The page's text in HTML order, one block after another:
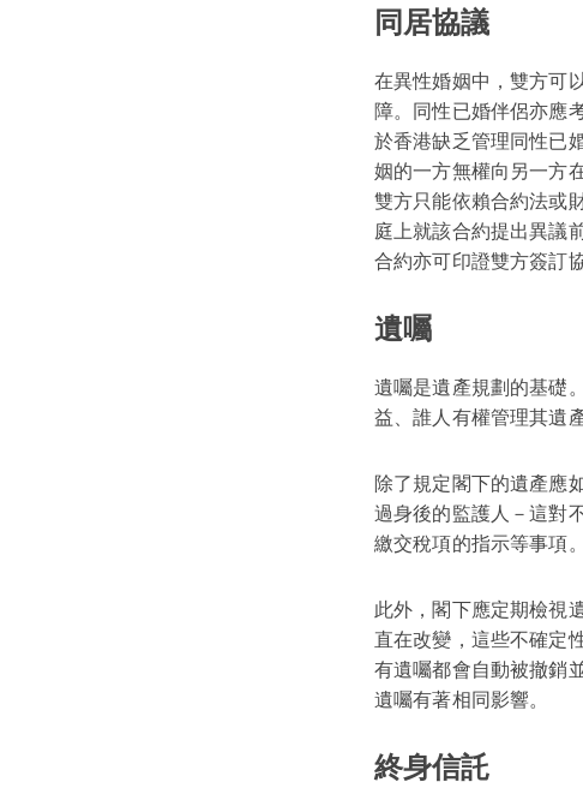
同居協議
在異性婚姻中，雙方可
障。同性已婚伴侶亦應
於香港缺乏管理同性已
姻的一方無權向另一方
雙方只能依賴合約法或
庭上就該合約提出異議
合約亦可印證雙方簽訂
遺囑
遺囑是遺產規劃的基礎
益、誰人有權管理其遺
除了規定閣下的遺產應
過身後的監護人－這對
繳交稅項的指示等事項。
此外，閣下應定期檢視
直在改變，這些不確定
有遺囑都會自動被撤銷
遺囑有著相同影響。
終身信託